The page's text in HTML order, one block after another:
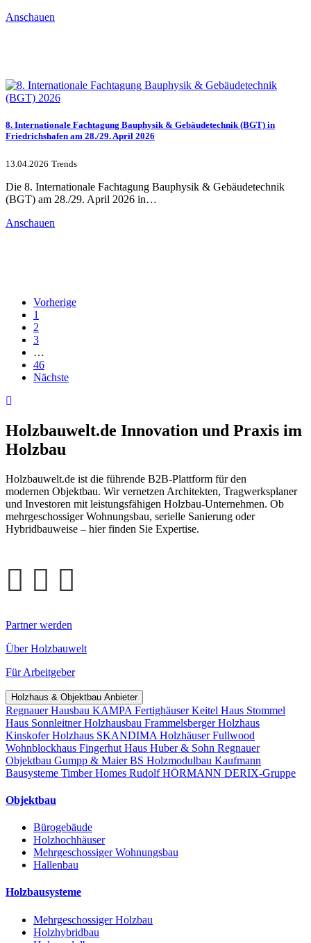
Anschauen
8. Internationale Fachtagung Bauphysik & Gebäudetechnik (BGT) in
Friedrichshafen am 28./29. April 2026
13.04.2026 Trends
Die 8. Internationale Fachtagung Bauphysik & Gebäudetechnik
(BGT) am 28./29. April 2026 in…
Anschauen
Vorherige
1
2
3
…
46
Nächste
Holzbauwelt.de Innovation und Praxis im
Holzbau
Holzbauwelt.de ist die führende B2B-Plattform für den
modernen Objektbau. Wir vernetzen Architekten, Tragwerksplaner
und Investoren mit leistungsfähigen Holzbau-Unternehmen. Ob
mehrgeschossiger Wohnungsbau, serielle Sanierung oder
Hybridbauweise – hier finden Sie Expertise.
Partner werden
Über Holzbauwelt
Für Arbeitgeber
Holzhaus & Objektbau Anbieter
Regnauer Hausbau KAMPA FertighäuserKeitel Haus Stommel
Haus Sonnleitner Holzhausbau Frammelsberger Holzhaus
Kinskofer Holzhaus SKANDIMA HolzhäuserFullwood
Wohnblockhaus Fingerhut Haus Huber & Sohn Regnauer
Objektbau Gumpp & MaierBS Holzmodulbau Kaufmann
Bausysteme Timber Homes Rudolf HÖRMANN DERIX-Gruppe
Objektbau
Bürogebäude
Holzhochhäuser
Mehrgeschossiger Wohnungsbau
Hallenbau
Holzbausysteme
Mehrgeschossiger Holzbau
Holzhybridbau